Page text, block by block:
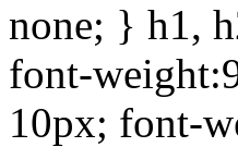
none; } h1,
font-
10px; font-